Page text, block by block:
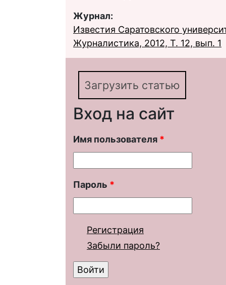
Журнал:
Известия Саратовского
Журналистика, 2012, Т. 12, вып. 1
Загрузить статью
Вход на сайт
Имя пользователя *
Пароль *
Регистрация
Забыли пароль?